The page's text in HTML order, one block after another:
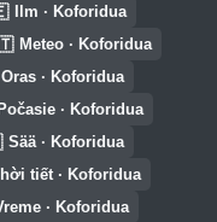
Ilm · Koforidua
Meteo · Koforidua
Oras · Koforidua
Počasie · Koforidua
Sää · Koforidua
tiết · Koforidua
· Koforidua